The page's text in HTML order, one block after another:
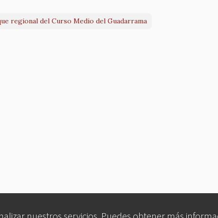
regional del Curso Medio del Guadarrama